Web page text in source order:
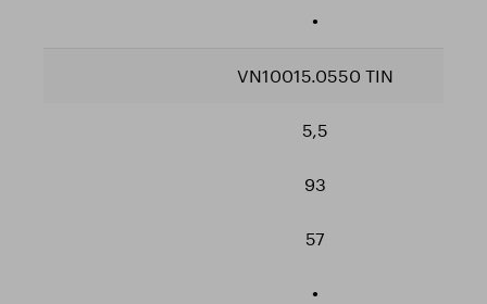
•
VN10015.0550 TIN
5,5
93
57
•